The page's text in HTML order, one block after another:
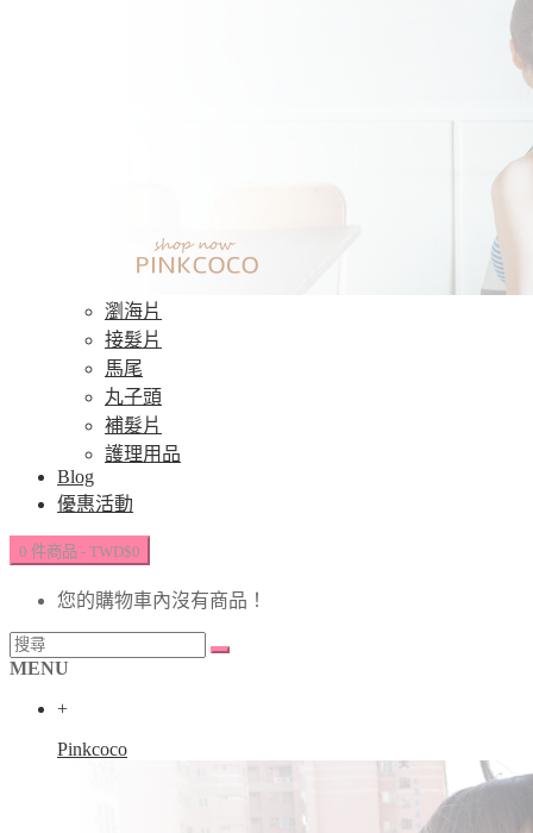
瀏海片
接髮片
馬尾
丸子頭
補髮片
護理用品
Blog
優惠活動
0 件商品 - TWD$0
您的購物車內沒有商品！
MENU
+
Pinkcoco